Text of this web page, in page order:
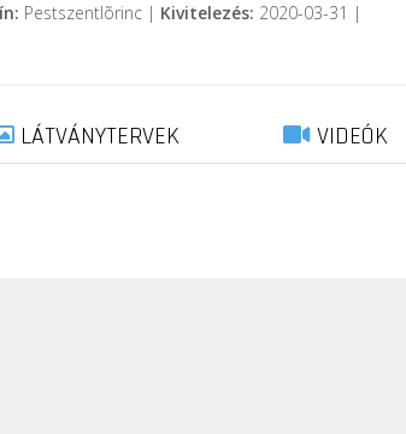
Pestszentlõrinc | Kivitelezés: 2020-03-31 |
LÁTVÁNYTERVEK VIDEÓK